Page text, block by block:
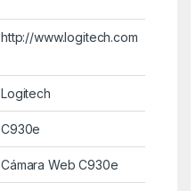
http://www.logitech.com
Logitech
C930e
Cámara Web C930e